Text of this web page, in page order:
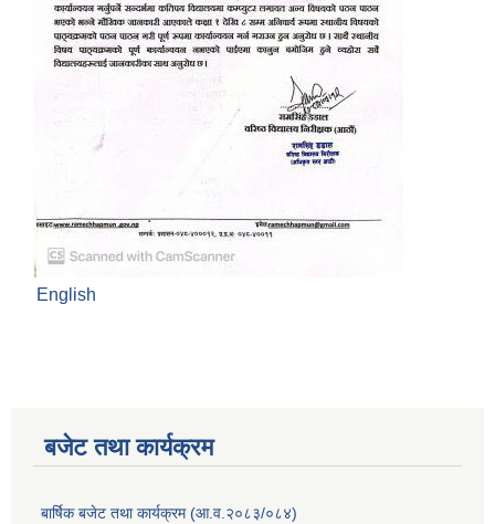
English
बजेट तथा कार्यक्रम
बार्षिक बजेट तथा कार्यक्रम (आ.व.२०८३/०८४)